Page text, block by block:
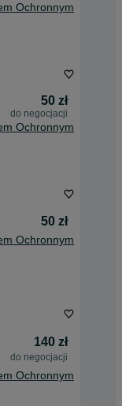
Ochronnym
50 zł
do negocjacji
Ochronnym
50 zł
Ochronnym
140 zł
do negocjacji
Ochronnym